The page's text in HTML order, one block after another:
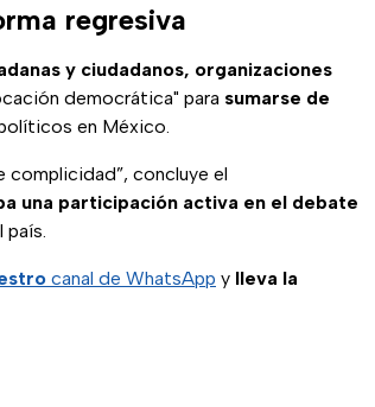
regresiva
y ciudadanos, organizaciones
democrática" para sumarse de
en México.
complicidad”, concluye el
una participación activa en el debate
canal de WhatsApp y lleva la